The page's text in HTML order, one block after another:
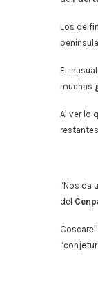
Los
El
muchas
Al ver lo
“Nos da
del